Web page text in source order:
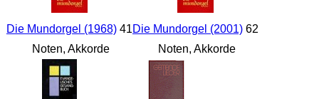
Die Mundorgel (1968)41
Noten, Akkorde
Die Mundorgel (2001)62
Noten, Akkorde